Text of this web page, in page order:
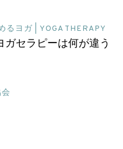
るヨガ | YOGA THERAPY
ガセラピーは何が違う